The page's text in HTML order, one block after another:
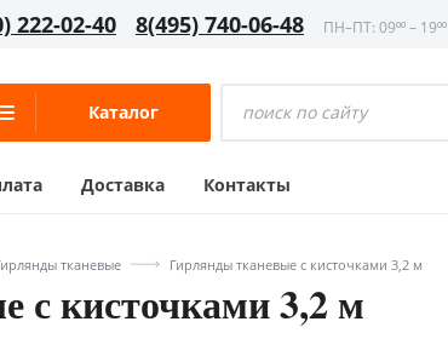
222-02-40 8(495) 740-06-48 ПН–ПТ: 09⁰⁰ – 19⁰⁰
Каталог
Доставка Контакты
тканевые Гирлянды тканевые с кисточками 3,2 м
с кисточками 3,2 м